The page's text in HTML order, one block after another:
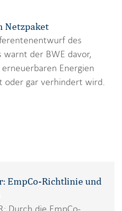
Netzpaket
des
warnt der BWE davor,
Energien
oder gar verhindert wird.
EmpCo-Richtlinie und